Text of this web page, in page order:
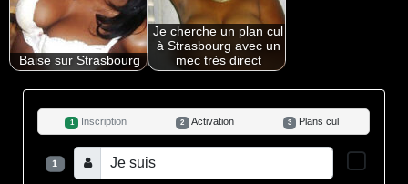
Baise sur Strasbourg
Je cherche un plan cul
à Strasbourg avec un
mec très direct